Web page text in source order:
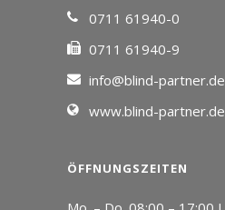
0711 61940-0
0711 61940-9
info@blind-partner.de
www.blind-partner.de
ÖFFNUNGSZEITEN